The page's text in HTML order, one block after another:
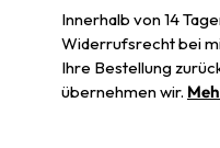
Innerhalb von 14
Widerrufsrecht bei
Ihre Bestellung
übernehmen wir.